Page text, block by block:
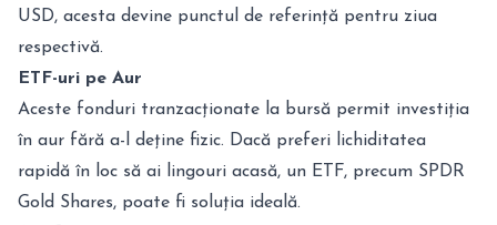
USD, acesta devine punctul de referință pentru ziua
respectivă.
ETF-uri pe Aur
Aceste fonduri tranzacționate la bursă permit investiția
în aur fără a-l deține fizic. Dacă preferi lichiditatea
rapidă în loc să ai lingouri acasă, un ETF, precum SPDR
Gold Shares, poate fi soluția ideală.